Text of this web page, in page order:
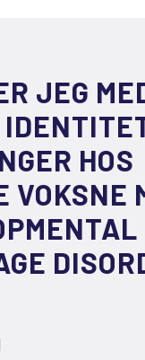
JEG
HOS
VOKSNE